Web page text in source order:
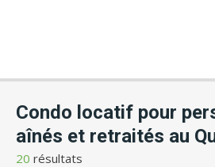
Condo locatif pour
aînés et retraités au
20 résultats